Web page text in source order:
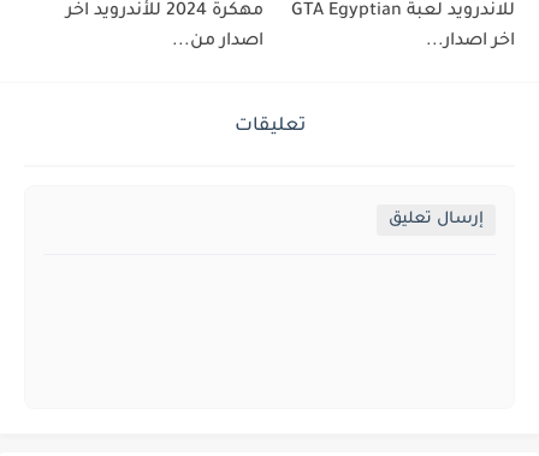
للاندرويد لعبة GTA Egyptian
اخر اصدار...
مهكرة 2024 للأندرويد اخر
اصدار من...
تعليقات
إرسال تعليق